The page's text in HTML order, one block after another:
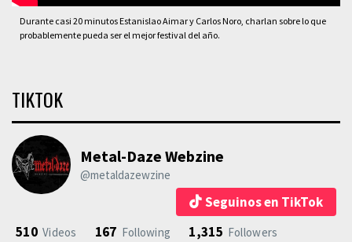
Durante casi 20 minutos Estanislao Aimar y Carlos Noro, charlan sobre lo que
probablemente pueda ser el mejor festival del año.
TIKTOK
Metal-Daze Webzine
@metaldazewzine
Seguinos en TikTok
510 Videos 167 Following 1,315 Followers